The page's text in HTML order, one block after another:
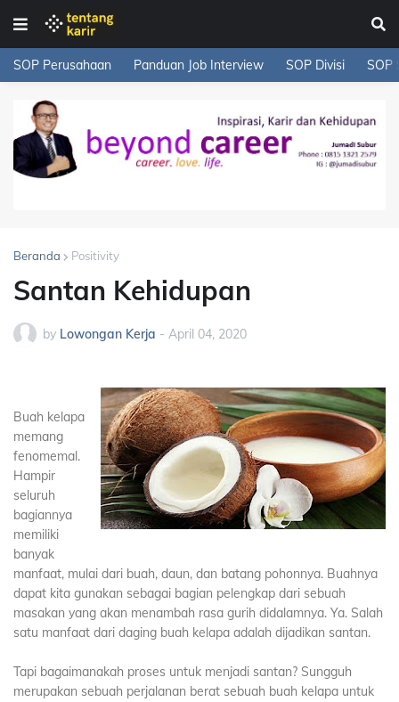
SOP Perusahaan Panduan Job Interview SOP Divisi SOP
Beranda Positivity
Santan Kehidupan
by Lowongan Kerja - April 04, 2020
Buah kelapa
memang
fenomemal.
Hampir
seluruh
bagiannya
memiliki
banyak
manfaat, mulai dari buah, daun, dan batang pohonnya. Buahnya
dapat kita gunakan sebagai bagian pelengkap dari sebuah
masakan yang akan menambah rasa gurih didalamnya. Ya. Salah
satu manfaat dari daging buah kelapa adalah dijadikan santan.
Tapi bagaimanakah proses untuk menjadi santan? Sungguh
merupakan sebuah perjalanan berat sebuah buah kelapa untuk